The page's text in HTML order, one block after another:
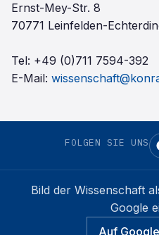
Ernst-Mey-Str. 8
70771 Leinfelden-
Tel: +49 (0)711 7594-392
E-Mail:
FOLGEN SIE UNS
Bild der Wissenschaft
Google
Auf